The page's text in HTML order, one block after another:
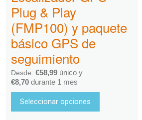
Plug & Play
(FMP100) y paquete
básico GPS de
seguimiento
Desde: €58,99 único y
€8,70 durante 1 mes
Seleccionar opciones